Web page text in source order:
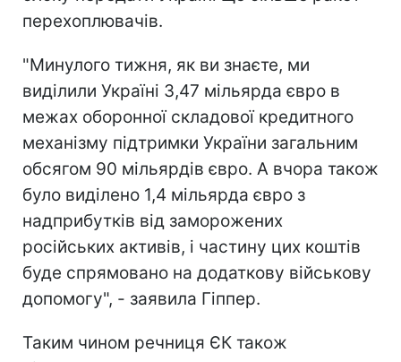
перехоплювачів.
"Минулого тижня, як ви знаєте, ми
виділили Україні 3,47 мільярда євро в
межах оборонної складової кредитного
механізму підтримки України загальним
обсягом 90 мільярдів євро. А вчора також
було виділено 1,4 мільярда євро з
надприбутків від заморожених
російських активів, і частину цих коштів
буде спрямовано на додаткову військову
допомогу", - заявила Гіппер.
Таким чином речниця ЄК також